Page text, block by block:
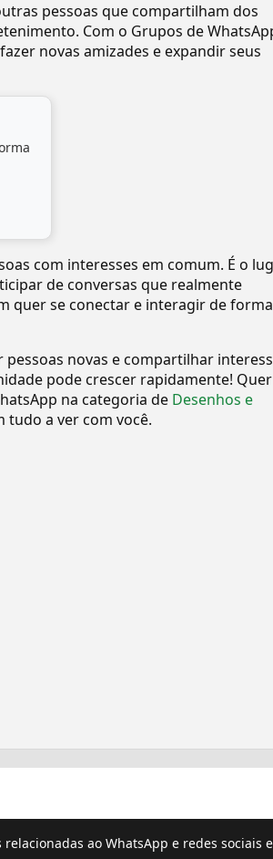
pessoas que compartilham dos
Com o Grupos de
novas amizades e expandir seus
com interesses em comum. É o
de conversas que realmente
quer se conectar e interagir de
novas e compartilhar
pode crescer rapidamente! Quer
na categoria de Desenhos e
tudo a ver com você.
ao WhatsApp e redes sociais e